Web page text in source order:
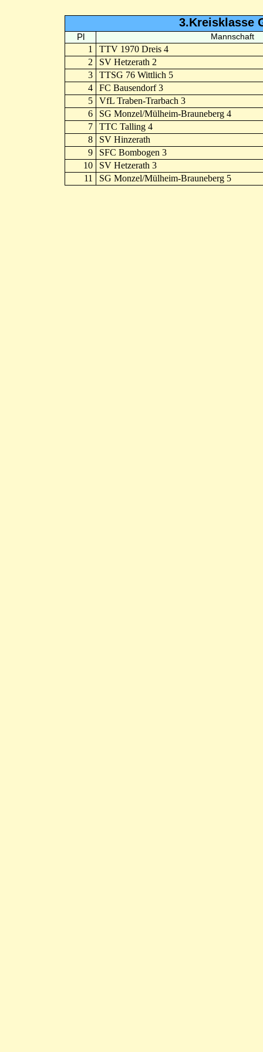
3.Kreisklasse
Pl Mannschaft
1
TTV 1970 Dreis 4
2
SV Hetzerath 2
3
TTSG 76 Wittlich 5
4
FC Bausendorf 3
5
VfL Traben-Trarbach 3
6
SG Monzel/Mülheim-Brauneberg 4
7
TTC Talling 4
8
SV Hinzerath
9
SFC Bombogen 3
10
SV Hetzerath 3
11
SG Monzel/Mülheim-Brauneberg 5